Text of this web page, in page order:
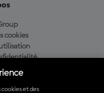
cookies
cookies et des